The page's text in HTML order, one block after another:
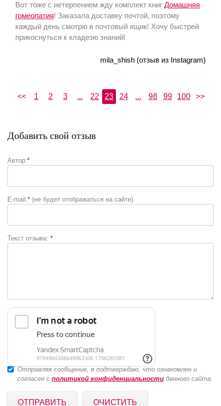
Вот тоже с нетерпением жду комплект книг Домашняя
гомеопатия! Заказала доставку почтой, поэтому
каждый день смотрю в почтовый ящик! Хочу быстрей
прикоснуться к кладезю знаний!
mila_shish (отзыв из Instagram)
<< 1 2 3 ... 22 23 24 ... 98 99 100 >>
Добавить свой отзыв
Автор:*
E-mail:* (не будет отображаться на сайте)
Текст отзыва: *
Отправляя сообщение, я подтверждаю, что ознакомлен и
согласен с политикой конфиденциальности данного сайта.
ОТПРАВИТЬ ОЧИСТИТЬ